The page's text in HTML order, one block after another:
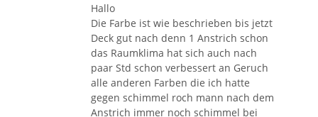
Hallo
Die Farbe ist wie beschrieben bis jetzt
Deck gut nach denn 1 Anstrich schon
das Raumklima hat sich auch nach
paar Std schon verbessert an Geruch
alle anderen Farben die ich hatte
gegen schimmel roch mann nach dem
Anstrich immer noch schimmel bei